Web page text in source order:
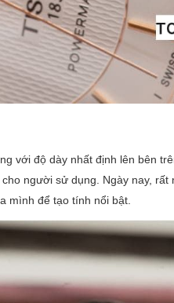
với độ dày nhất định lên bên
người sử dụng. Ngày nay,
mình để tạo tính nổi bật.